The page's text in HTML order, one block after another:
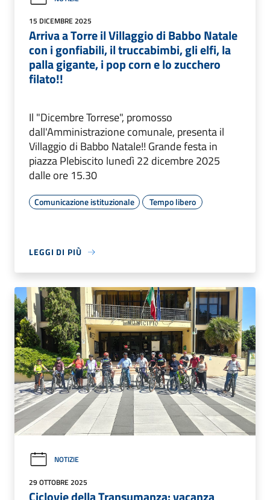
15 DICEMBRE 2025
Arriva a Torre il Villaggio di Babbo Natale
con i gonfiabili, il truccabimbi, gli elfi, la
palla gigante, i pop corn e lo zucchero
filato!!
Il "Dicembre Torrese", promosso
dall'Amministrazione comunale, presenta il
Villaggio di Babbo Natale!! Grande festa in
piazza Plebiscito lunedì 22 dicembre 2025
dalle ore 15.30
Comunicazione istituzionale Tempo libero
LEGGI DI PIÙ
NOTIZIE
29 OTTOBRE 2025